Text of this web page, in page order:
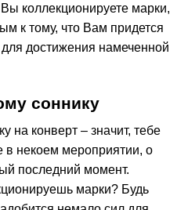
коллекционируете марки,
к тому, что Вам придется
достижения намеченной
соннику
на конверт – значит, тебе
в некоем мероприятии, о
последний момент.
марки? Будь